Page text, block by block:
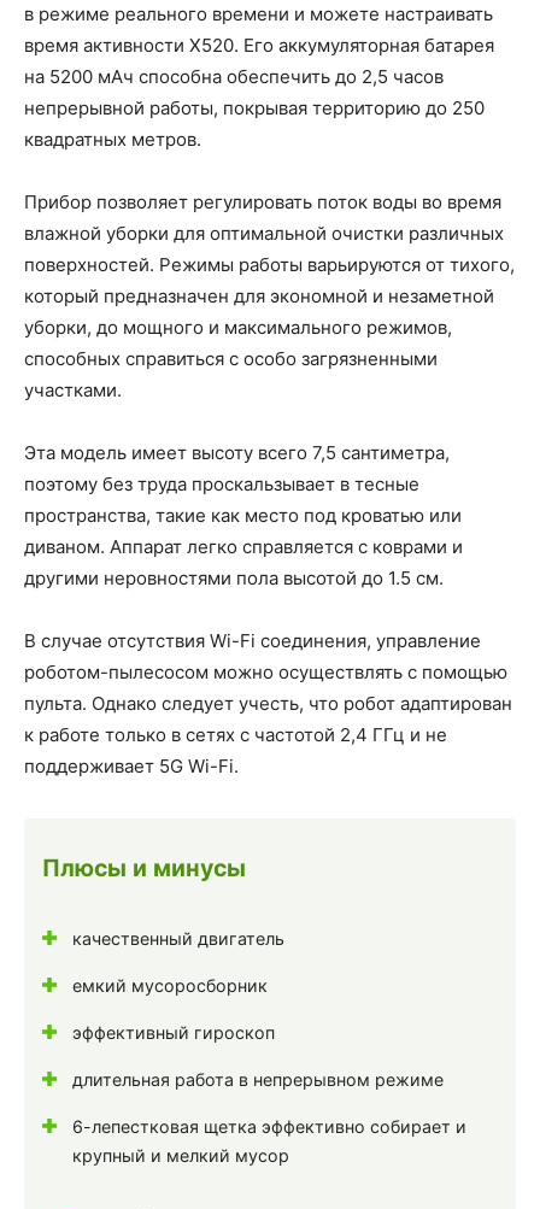
в режиме реального времени и можете настраивать
время активности X520. Его аккумуляторная батарея
на 5200 мАч способна обеспечить до 2,5 часов
непрерывной работы, покрывая территорию до 250
квадратных метров.
Прибор позволяет регулировать поток воды во время
влажной уборки для оптимальной очистки различных
поверхностей. Режимы работы варьируются от тихого,
который предназначен для экономной и незаметной
уборки, до мощного и максимального режимов,
способных справиться с особо загрязненными
участками.
Эта модель имеет высоту всего 7,5 сантиметра,
поэтому без труда проскальзывает в тесные
пространства, такие как место под кроватью или
диваном. Аппарат легко справляется с коврами и
другими неровностями пола высотой до 1.5 см.
В случае отсутствия Wi-Fi соединения, управление
роботом-пылесосом можно осуществлять с помощью
пульта. Однако следует учесть, что робот адаптирован
к работе только в сетях с частотой 2,4 ГГц и не
поддерживает 5G Wi-Fi.
Плюсы и минусы
качественный двигатель
емкий мусоросборник
эффективный гироскоп
длительная работа в непрерывном режиме
6-лепестковая щетка эффективно собирает и
крупный и мелкий мусор